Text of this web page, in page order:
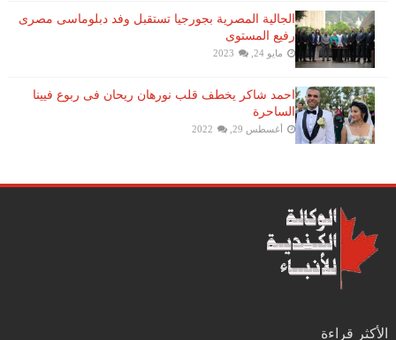
الجالية المصرية بجورجيا تستقبل وفد دبلوماسى مصرى
رفيع المستوى
مايو 24, 2023
احمد شاكر يخطف قلب نورهان ريحان فى ربوع فيينا
الساحرة
أغسطس 29, 2022
الأكثر قراءة